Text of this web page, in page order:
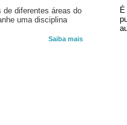
diferentes áreas do
uma disciplina
Saiba mais